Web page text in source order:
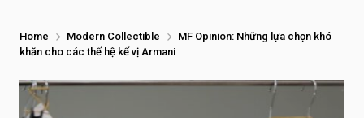
Home Modern Collectible
MF Opinion: Những lựa chọn khó
khăn cho các thế hệ kế vị Armani